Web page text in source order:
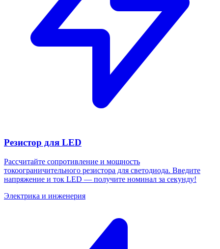
Резистор для LED
Рассчитайте сопротивление и мощность
токоограничительного резистора для светодиода. Введите
напряжение и ток LED — получите номинал за секунду!
Электрика и инженерия